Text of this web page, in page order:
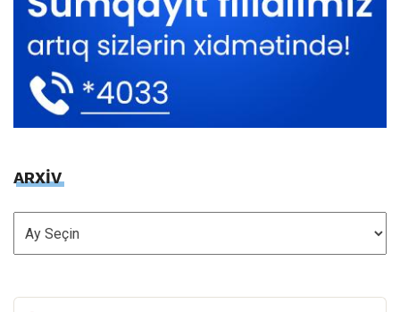
ARXİV
ARXİV